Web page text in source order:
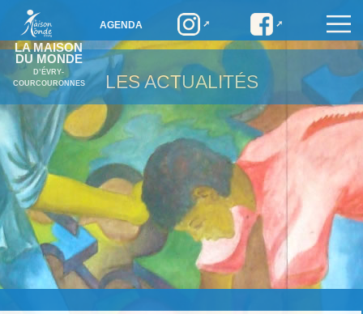
LA MAISON
DU MONDE
D’ÉVRY-
COURCOURONNES
AGENDA
LES ACTUALITÉS